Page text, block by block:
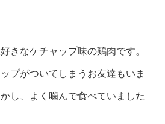
きなケチャップ味の鶏肉です。
プがついてしまうお友達もいま
し、よく噛んで食べていました